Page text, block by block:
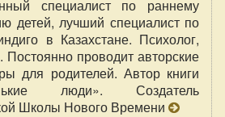
специалист по раннему
детей, лучший специалист по
в Казахстане. Психолог,
Постоянно проводит авторские
для родителей. Автор книги
люди». Создатель
Школы Нового Времени